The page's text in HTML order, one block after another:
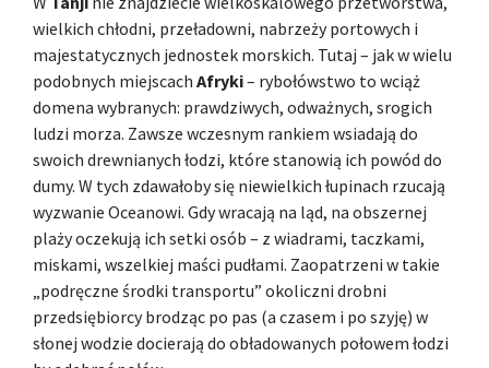
wielkich chłodni, przeładowni, nabrzeży portowych i
majestatycznych jednostek morskich. Tutaj – jak w wielu
podobnych miejscach Afryki– rybołówstwo to wciąż
domena wybranych: prawdziwych, odważnych, srogich
ludzi morza. Zawsze wczesnym rankiem wsiadają do
swoich drewnianych łodzi, które stanowią ich powód do
dumy. W tych zdawałoby się niewielkich łupinach rzucają
wyzwanie Oceanowi. Gdy wracają na ląd, na obszernej
plaży oczekują ich setki osób – z wiadrami, taczkami,
miskami, wszelkiej maści pudłami. Zaopatrzeni w takie
„podręczne środki transportu” okoliczni drobni
przedsiębiorcy brodząc po pas (a czasem i po szyję) w
słonej wodzie docierają do obładowanych połowem łodzi